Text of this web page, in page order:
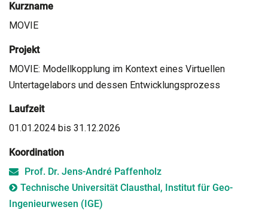
Kurzname
MOVIE
Projekt
MOVIE: Modellkopplung im Kontext eines Virtuellen
Untertagelabors und dessen Entwicklungsprozess
Laufzeit
01.01.2024 bis 31.12.2026
Koordination
Prof. Dr. Jens-André Paffenholz
Technische Universität Clausthal, Institut für Geo-
Ingenieurwesen (IGE)